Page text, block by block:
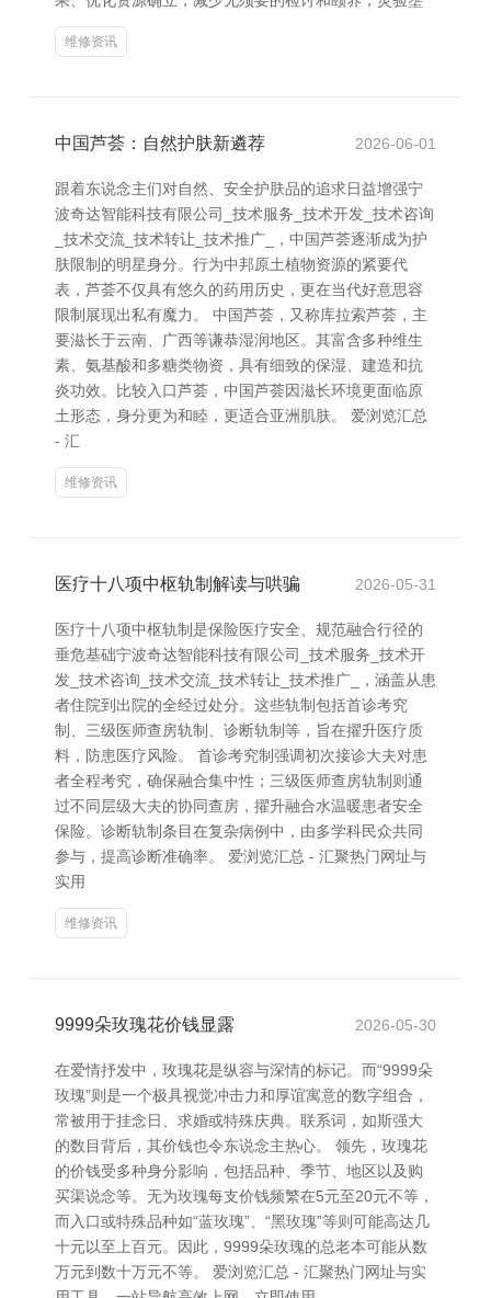
维修资讯
中国芦荟：自然护肤新遴荐 2026-06-01
跟着东说念主们对自然、安全护肤品的追求日益增强宁
波奇达智能科技有限公司_技术服务_技术开发_技术咨询
_技术交流_技术转让_技术推广_，中国芦荟逐渐成为护
肤限制的明星身分。行为中邦原土植物资源的紧要代
表，芦荟不仅具有悠久的药用历史，更在当代好意思容
限制展现出私有魔力。 中国芦荟，又称库拉索芦荟，主
要滋长于云南、广西等谦恭湿润地区。其富含多种维生
素、氨基酸和多糖类物资，具有细致的保湿、建造和抗
炎功效。比较入口芦荟，中国芦荟因滋长环境更面临原
土形态，身分更为和睦，更适合亚洲肌肤。 爱浏览汇总
- 汇
维修资讯
医疗十八项中枢轨制解读与哄骗 2026-05-31
医疗十八项中枢轨制是保险医疗安全、规范融合行径的
垂危基础宁波奇达智能科技有限公司_技术服务_技术开
发_技术咨询_技术交流_技术转让_技术推广_，涵盖从患
者住院到出院的全经过处分。这些轨制包括首诊考究
制、三级医师查房轨制、诊断轨制等，旨在擢升医疗质
料，防患医疗风险。 首诊考究制强调初次接诊大夫对患
者全程考究，确保融合集中性；三级医师查房轨制则通
过不同层级大夫的协同查房，擢升融合水温暖患者安全
保险。诊断轨制条目在复杂病例中，由多学科民众共同
参与，提高诊断准确率。 爱浏览汇总 - 汇聚热门网址与
实用
维修资讯
9999朵玫瑰花价钱显露 2026-05-30
在爱情抒发中，玫瑰花是纵容与深情的标记。而“9999朵
玫瑰”则是一个极具视觉冲击力和厚谊寓意的数字组合，
常被用于挂念日、求婚或特殊庆典。联系词，如斯强大
的数目背后，其价钱也令东说念主热心。 领先，玫瑰花
的价钱受多种身分影响，包括品种、季节、地区以及购
买渠说念等。无为玫瑰每支价钱频繁在5元至20元不等，
而入口或特殊品种如“蓝玫瑰”、“黑玫瑰”等则可能高达几
十元以至上百元。因此，9999朵玫瑰的总老本可能从数
万元到数十万元不等。 爱浏览汇总 - 汇聚热门网址与实